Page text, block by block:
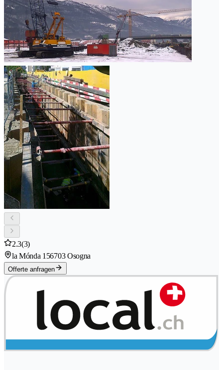
2.3(3)
la Mónda 156703 Osogna
Offerte anfragen